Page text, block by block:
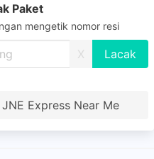
Paket
mengetik nomor resi
X
Express Near Me